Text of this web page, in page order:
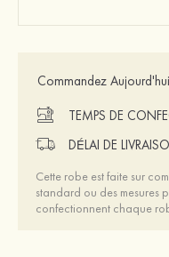
Commandez
TEMPS DE
DÉLAI DE
Cette robe est faite sur
standard ou des mesures
confectionnent chaque